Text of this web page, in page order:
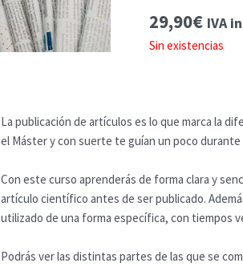
29,90€ IVA
Sin existencias
La publicación de artículos es lo que marca la
el Máster y con suerte te guían un poco
Con este curso aprenderás de forma clara y
artículo científico antes de ser publicado.
utilizado de una forma específica, con tiempos
Podrás ver las distintas partes de las que se